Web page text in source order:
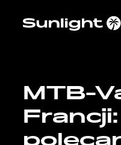
Modele
MTB-